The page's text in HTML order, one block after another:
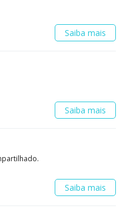
Saiba mais
Saiba mais
Saiba mais